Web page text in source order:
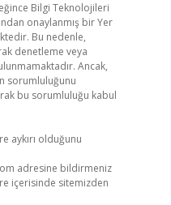
Bilgi Teknolojileri
onaylanmış bir Yer
Bu nedenle,
denetleme veya
Ancak,
sorumluluğunu
bu sorumluluğu kabul
aykırı olduğunu
adresine bildirmeniz
içerisinde sitemizden